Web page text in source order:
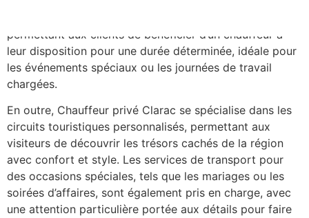
permettant aux clients de bénéficier d’un chauffeur à
leur disposition pour une durée déterminée, idéale pour
les événements spéciaux ou les journées de travail
chargées.
En outre, Chauffeur privé Clarac se spécialise dans les
circuits touristiques personnalisés, permettant aux
visiteurs de découvrir les trésors cachés de la région
avec confort et style. Les services de transport pour
des occasions spéciales, tels que les mariages ou les
soirées d’affaires, sont également pris en charge, avec
une attention particulière portée aux détails pour faire